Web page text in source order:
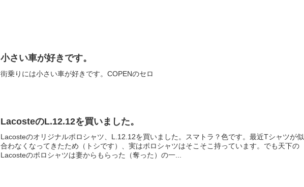
小さい車が好きです。
街乗りには小さい車が好きです。COPENのセロ
LacosteのL.12.12を買いました。
Lacosteのオリジナルポロシャツ、L.12.12を買いました。スマトラ？色です。最近Tシャツが似
合わなくなってきたため（トシです）、実はポロシャツはそこそこ持っています。でも天下の
Lacosteのポロシャツは妻からもらった（奪った）の一...